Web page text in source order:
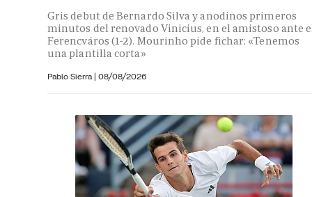
Gris debut de Bernardo Silva y anodinos primeros
minutos del renovado Vinicius, en el amistoso ante
Ferencváros (1-2). Mourinho pide fichar: «Tenemos
una plantilla corta»
Pablo Sierra | 08/08/2026